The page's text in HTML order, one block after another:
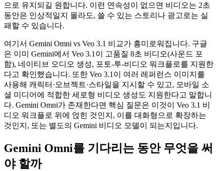
으로 유지되길 원합니다. 이런 연속성이 없으면 비디오는 2초
동안은 인상적일지 몰라도, 쓸 수 있는 스토리나 광고로는 실
패할 수 있습니다.
여기서 Gemini Omni vs Veo 3.1 비교가 흥미로워집니다. 구글
은 이미 Gemini에서 Veo 3.1이 고품질 8초 비디오(사운드 포
함), 네이티브 오디오 생성, 포토-투-비디오 워크플로를 지원한
다고 확인했습니다. 또한 Veo 3.1이 여러 레퍼런스 이미지를
사용해 캐릭터·오브젝트·스타일을 지시할 수 있고, 모바일 소
셜 미디어에 적합한 세로형 비디오 생성도 지원한다고 말합니
다. Gemini Omni가 존재한다면 핵심 질문은 이것이 Veo 3.1 비
디오 워크플로 위에 얹힌 것인지, 이를 대화형으로 확장하는
것인지, 또는 별도의 Gemini 비디오 모델이 되는지입니다.
Gemini Omni를 기다리는 동안 무엇을 써
야 할까